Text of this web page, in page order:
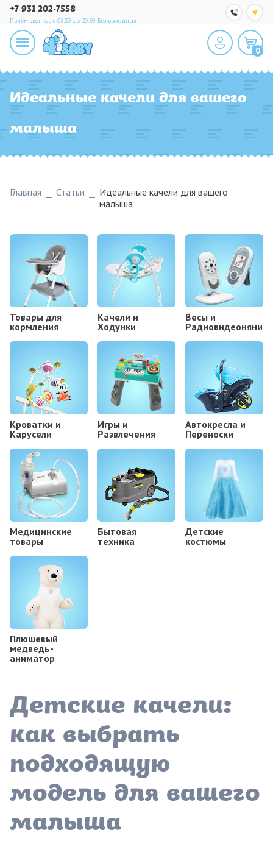
+7 931 202-7558
Приём звонков с 08:30 до 20:30 Без выходных
0
Идеальные качели для вашего
малыша
Главная Статьи
Идеальные качели для вашего
малыша
Товары для
кормления
Kачели и
Ходунки
Весы и
Радиовидеоняни
Кроватки и
Карусели
Игры и
Развлечения
Автокресла и
Переноски
Медицинские
товары
Бытовая
техника
Детские
костюмы
Плюшевый
медведь-
аниматор
Детские качели:
как выбрать
подходящую
модель для вашего
малыша